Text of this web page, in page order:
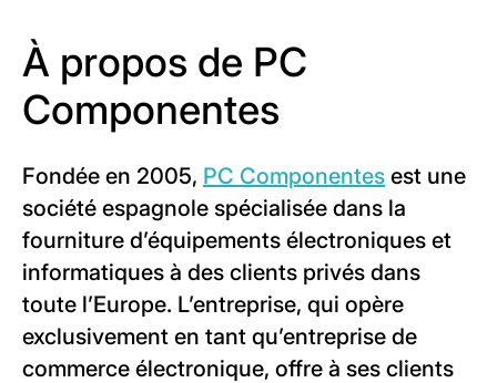
À propos de PC
Componentes
Fondée en 2005, PC Componentes est une
société espagnole spécialisée dans la
fourniture d’équipements électroniques et
informatiques à des clients privés dans
toute l’Europe. L’entreprise, qui opère
exclusivement en tant qu’entreprise de
commerce électronique, offre à ses clients